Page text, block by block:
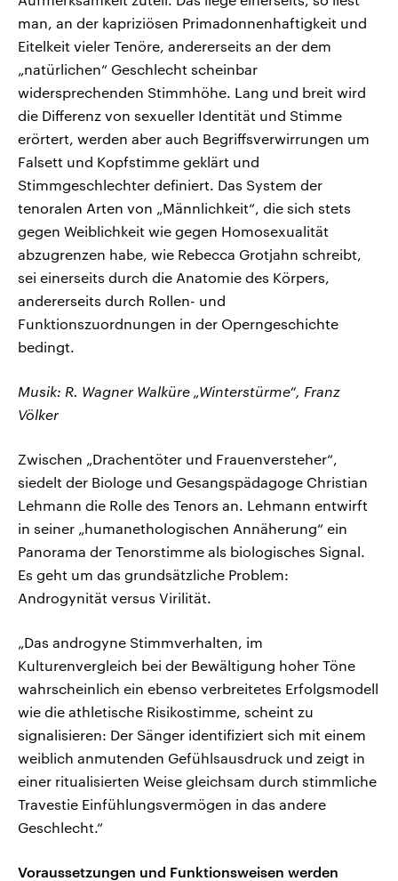
man, an der kapriziösen Primadonnenhaftigkeit und
Eitelkeit vieler Tenöre, andererseits an der dem
„natürlichen“ Geschlecht scheinbar
widersprechenden Stimmhöhe. Lang und breit wird
die Differenz von sexueller Identität und Stimme
erörtert, werden aber auch Begriffsverwirrungen um
Falsett und Kopfstimme geklärt und
Stimmgeschlechter definiert. Das System der
tenoralen Arten von „Männlichkeit“, die sich stets
gegen Weiblichkeit wie gegen Homosexualität
abzugrenzen habe, wie Rebecca Grotjahn schreibt,
sei einerseits durch die Anatomie des Körpers,
andererseits durch Rollen- und
Funktionszuordnungen in der Operngeschichte
bedingt.
Musik: R. Wagner Walküre „Winterstürme“, Franz
Völker
Zwischen „Drachentöter und Frauenversteher“,
siedelt der Biologe und Gesangspädagoge Christian
Lehmann die Rolle des Tenors an. Lehmann entwirft
in seiner „humanethologischen Annäherung“ ein
Panorama der Tenorstimme als biologisches Signal.
Es geht um das grundsätzliche Problem:
Androgynität versus Virilität.
„Das androgyne Stimmverhalten, im
Kulturenvergleich bei der Bewältigung hoher Töne
wahrscheinlich ein ebenso verbreitetes Erfolgsmodell
wie die athletische Risikostimme, scheint zu
signalisieren: Der Sänger identifiziert sich mit einem
weiblich anmutenden Gefühlsausdruck und zeigt in
einer ritualisierten Weise gleichsam durch stimmliche
Travestie Einfühlungsvermögen in das andere
Geschlecht.“
Voraussetzungen und Funktionsweisen werden